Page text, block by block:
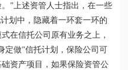
”上述资管人士指出，在一些
划中，隐藏着一环套一环的
在信托公司原有业务之上，
定做”信托计划，保险公司可
资产项目，如果保险资管公